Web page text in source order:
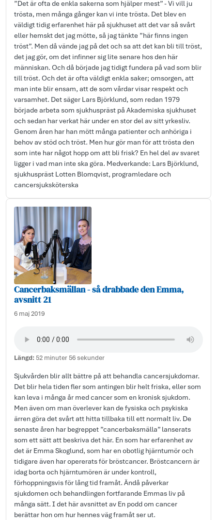
”Det är ofta de enkla sakerna som hjälper mest” - Vi vill ju
trösta, men många gånger kan vi inte trösta. Det blev en
väldigt tidig erfarenhet här på sjukhuset att det var så svårt
eller hemskt det jag mötte, så jag tänkte ”här finns ingen
tröst”. Men då vände jag på det och sa att det kan bli till tröst,
det jag gör, om det infinner sig lite senare hos den här
människan. Och då började jag tidigt fundera på vad som blir
till tröst. Och det är ofta väldigt enkla saker; omsorgen, att
man inte blir ensam, att de som vårdar visar respekt och
varsamhet. Det säger Lars Björklund, som redan 1979
började arbeta som sjukhuspräst på Akademiska sjukhuset
och sedan har verkat här under en stor del av sitt yrkesliv.
Genom åren har han mött många patienter och anhöriga i
behov av stöd och tröst. Men hur gör man för att trösta den
som inte har något hopp om att bli frisk? En hel del av svaret
ligger i vad man inte ska göra. Medverkande: Lars Björklund,
sjukhuspräst Lotten Blomqvist, programledare och
cancersjuksköterska
Cancerbaksmällan - så drabbade den Emma,
avsnitt 21
6 maj 2019
Längd:52 minuter 56 sekunder
Sjukvården blir allt bättre på att behandla cancersjukdomar.
Det blir hela tiden fler som antingen blir helt friska, eller som
kan leva i många år med cancer som en kronisk sjukdom.
Men även om man överlever kan de fysiska och psykiska
ärren göra det svårt att hitta tillbaka till ett normalt liv. De
senaste åren har begreppet ”cancerbaksmälla” lanserats
som ett sätt att beskriva det här. En som har erfarenhet av
det är Emma Skoglund, som har en obotlig hjärntumör och
tidigare även har opererats för bröstcancer. Bröstcancern är
idag borta och hjärntumören är under kontroll,
förhoppningsvis för lång tid framåt. Ändå påverkar
sjukdomen och behandlingen fortfarande Emmas liv på
många sätt. I det här avsnittet av En podd om cancer
berättar hon om hur hennes väg framåt ser ut.